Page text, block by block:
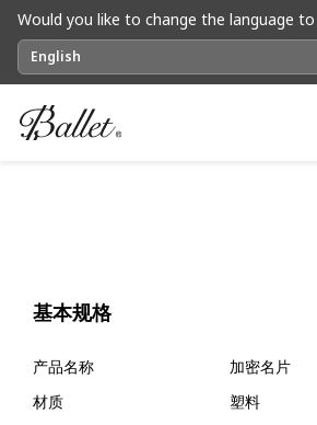
Would you like to change the language to
English
基本规格
产品名称
材质
加密名片
塑料